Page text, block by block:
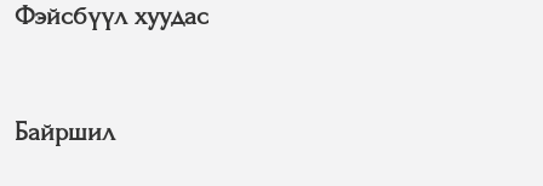
Фэйсбүүл хуудас
Байршил